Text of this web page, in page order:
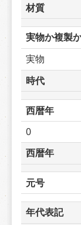
材質
実物か複製
実物
時代
西暦年
0
西暦年
元号
年代表記